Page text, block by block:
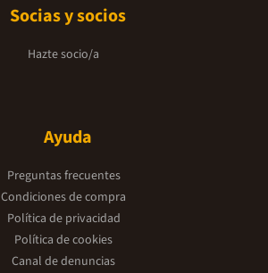
Socias y socios
Hazte socio/a
Ayuda
Preguntas frecuentes
Condiciones de compra
Política de privacidad
Política de cookies
Canal de denuncias